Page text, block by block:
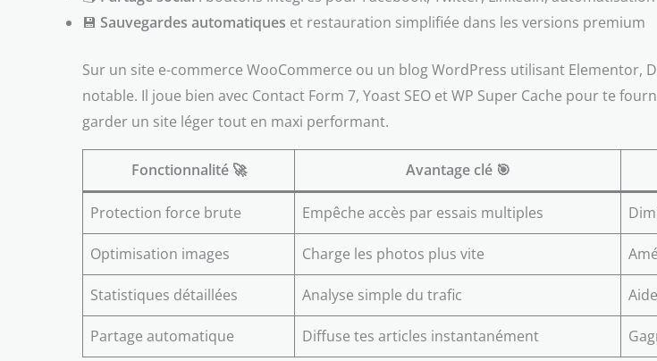
💾 Sauvegardes automatiques et restauration simplifiée dans les versions premium
Sur un site e-commerce WooCommerce ou un blog WordPress utilisant Elementor,
notable. Il joue bien avec Contact Form 7, Yoast SEO et WP Super Cache pour te
garder un site léger tout en maxi performant.
Fonctionnalité 🚀 Avantage clé 🎯
Protection force brute Empêche accès par essais multiples
Optimisation images Charge les photos plus vite
Statistiques détaillées Analyse simple du trafic
Partage automatique Diffuse tes articles instantanément